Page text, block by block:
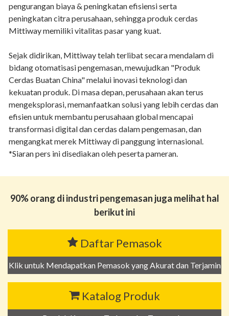
pengurangan biaya & peningkatan efisiensi serta
peningkatan citra perusahaan, sehingga produk cerdas
Mittiway memiliki vitalitas pasar yang kuat.
Sejak didirikan, Mittiway telah terlibat secara mendalam di
bidang otomatisasi pengemasan, mewujudkan "Produk
Cerdas Buatan China" melalui inovasi teknologi dan
kekuatan produk. Di masa depan, perusahaan akan terus
mengeksplorasi, memanfaatkan solusi yang lebih cerdas dan
efisien untuk membantu perusahaan global mencapai
transformasi digital dan cerdas dalam pengemasan, dan
mengangkat merek Mittiway di panggung internasional.
*Siaran pers ini disediakan oleh peserta pameran.
90% orang di industri pengemasan juga melihat hal
berikut ini
Daftar Pemasok
Klik untuk Mendapatkan Pemasok yang Akurat dan Terjamin
Katalog Produk